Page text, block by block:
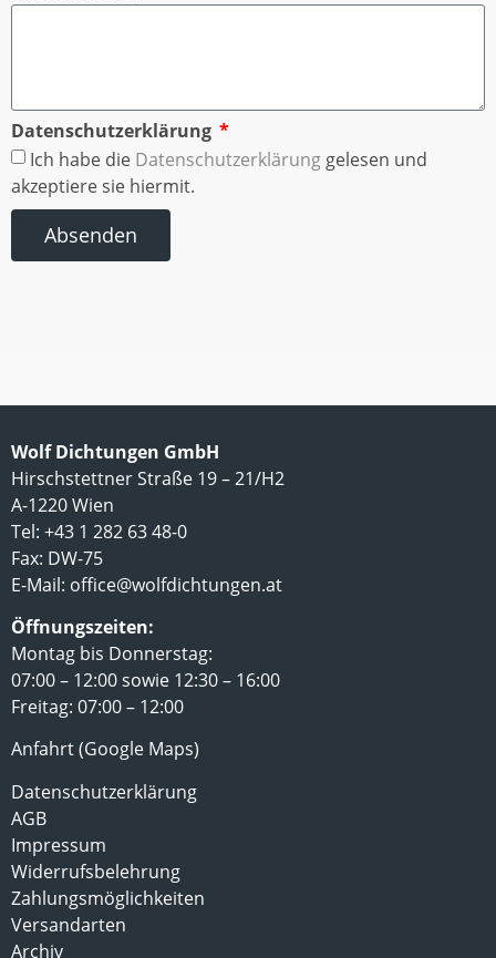
Datenschutzerklärung
Ich habe die Datenschutzerklärung gelesen und
akzeptiere sie hiermit.
Absenden
Wolf Dichtungen GmbH
Hirschstettner Straße 19 – 21/H2
A-1220 Wien
Tel: +43 1 282 63 48-0
Fax: DW-75
E-Mail: office@wolfdichtungen.at
Öffnungszeiten:
Montag bis Donnerstag:
07:00 – 12:00 sowie 12:30 – 16:00
Freitag: 07:00 – 12:00
Anfahrt (Google Maps)
Datenschutzerklärung
AGB
Impressum
Widerrufsbelehrung
Zahlungsmöglichkeiten
Versandarten
Archiv